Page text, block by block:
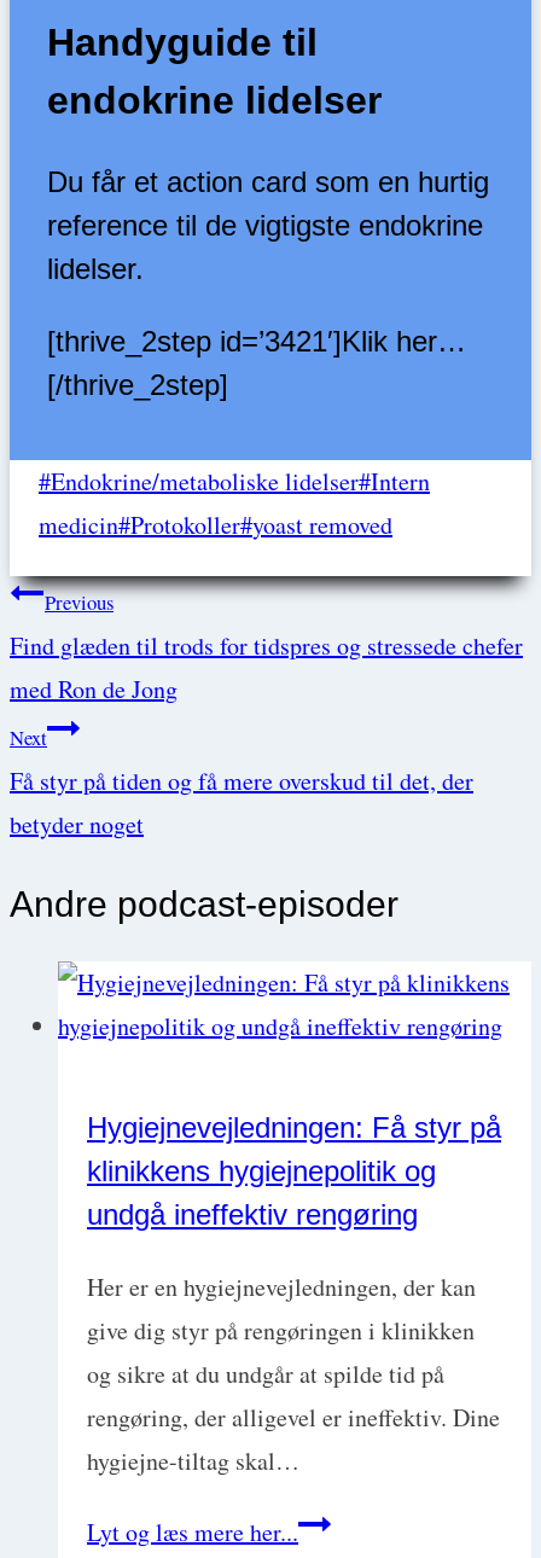
Handyguide til
endokrine lidelser
Du får et action card som en hurtig
reference til de vigtigste endokrine
lidelser.
[thrive_2step id=’3421′]Klik her…
[/thrive_2step]
Post
Tags:
#Endokrine/metaboliske lidelser#Intern
medicin#Protokoller#yoast removed
Post
navigation
Previous
Find glæden til trods for tidspres og stressede chefer
med Ron de Jong
Next
Få styr på tiden og få mere overskud til det, der
betyder noget
Andre podcast-episoder
Hygiejnevejledningen: Få styr på
klinikkens hygiejnepolitik og
undgå ineffektiv rengøring
Her er en hygiejnevejledningen, der kan
give dig styr på rengøringen i klinikken
og sikre at du undgår at spilde tid på
rengøring, der alligevel er ineffektiv. Dine
hygiejne-tiltag skal…
Lyt og læs mere her...Hygiejnevejledningen: